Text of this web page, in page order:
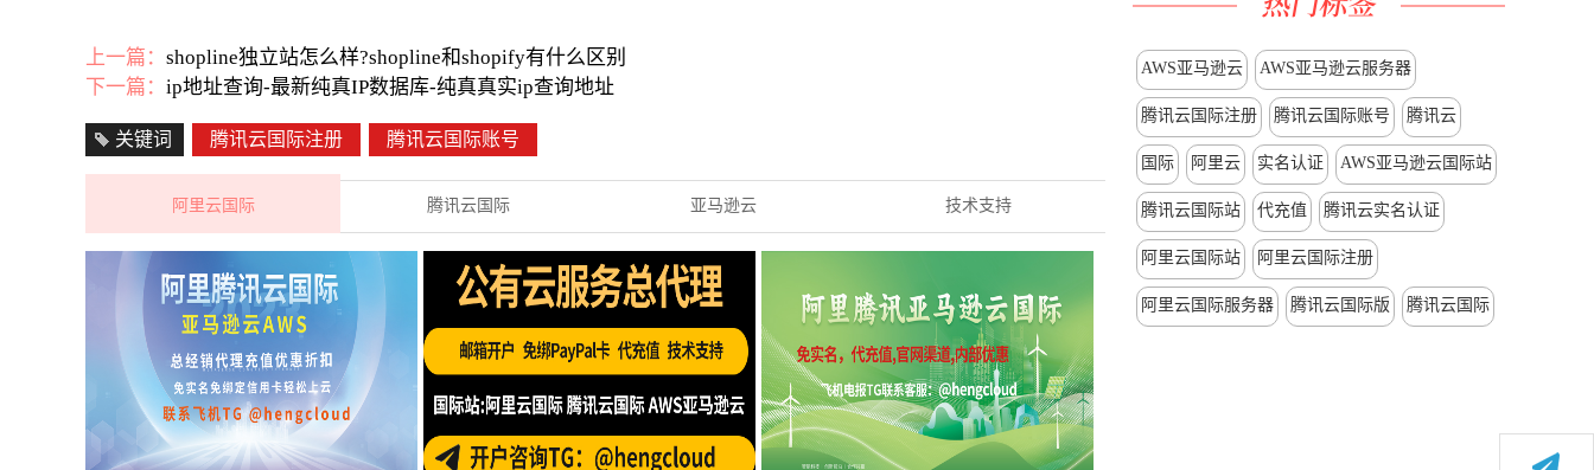
AWS亚马逊云 AWS亚马逊云服务器
腾讯云国际注册 腾讯云国际账号 腾讯云
国际 阿里云 实名认证 AWS亚马逊云国际站
腾讯云国际站 代充值 腾讯云实名认证
阿里云国际站 阿里云国际注册
阿里云国际服务器 腾讯云国际版 腾讯云国际
上一篇： shopline独立站怎么样?shopline和shopify有什么区别
下一篇： ip地址查询-最新纯真IP数据库-纯真真实ip查询地址
关键词 腾讯云国际注册 腾讯云国际账号
阿里云国际 腾讯云国际 亚马逊云 技术支持